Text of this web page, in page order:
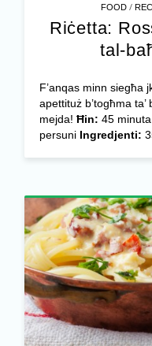
FOOD /
Riċetta:
tal-
F’anqas minn siegħa
apettituż b’togħma
mejda! Ħin: 45 minuta
persuni Ingredjenti: